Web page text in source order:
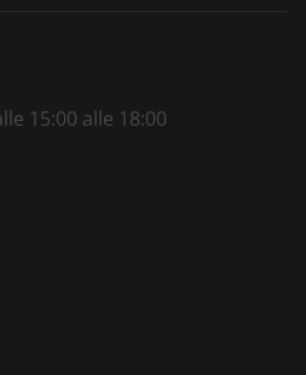
15:00 alle 18:00